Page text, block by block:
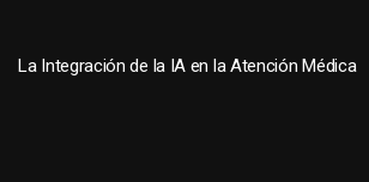
La Integración de la IA en la Atención Médica